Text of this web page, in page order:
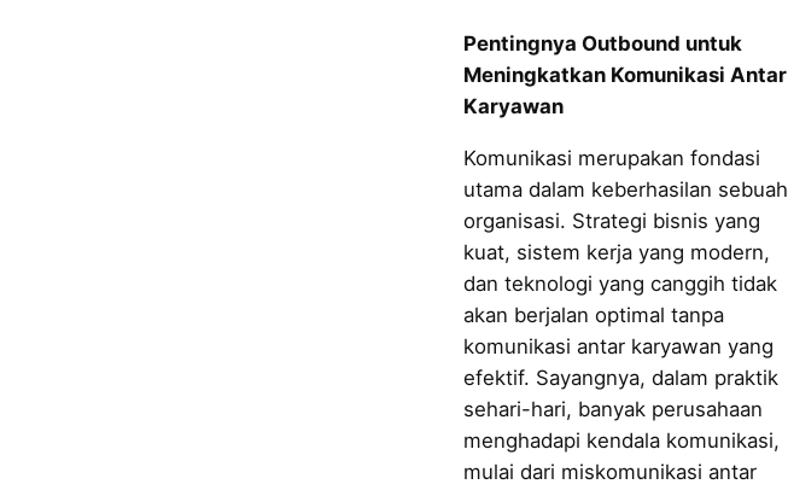
Pentingnya Outbound untuk
Meningkatkan Komunikasi Antar
Karyawan
Komunikasi merupakan fondasi
utama dalam keberhasilan sebuah
organisasi. Strategi bisnis yang
kuat, sistem kerja yang modern,
dan teknologi yang canggih tidak
akan berjalan optimal tanpa
komunikasi antar karyawan yang
efektif. Sayangnya, dalam praktik
sehari-hari, banyak perusahaan
menghadapi kendala komunikasi,
mulai dari miskomunikasi antar